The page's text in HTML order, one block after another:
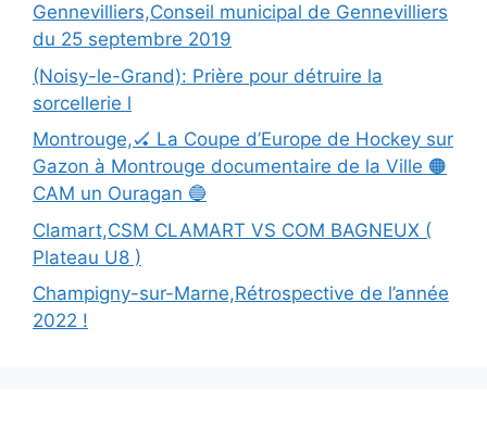
Gennevilliers,Conseil municipal de Gennevilliers
du 25 septembre 2019
(Noisy-le-Grand): Prière pour détruire la
sorcellerie l
Montrouge,🏑 La Coupe d’Europe de Hockey sur
Gazon à Montrouge documentaire de la Ville 🟠
CAM un Ouragan 🔵
Clamart,CSM CLAMART VS COM BAGNEUX (
Plateau U8 )
Champigny-sur-Marne,Rétrospective de l’année
2022 !